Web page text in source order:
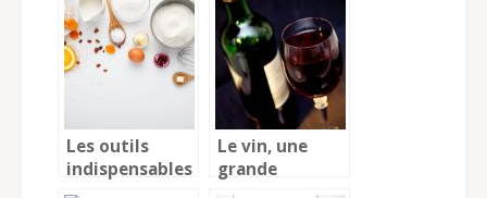
proposées par
dans les
restaurants
de toute la
famille
Les outils
indispensables
en cuisine !
Le vin, une
grande
histoire de